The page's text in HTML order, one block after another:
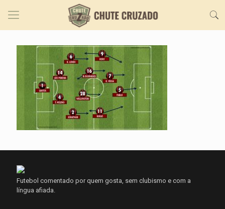
Futebol comentado por quem gosta, sem clubismo e com a
língua afiada.